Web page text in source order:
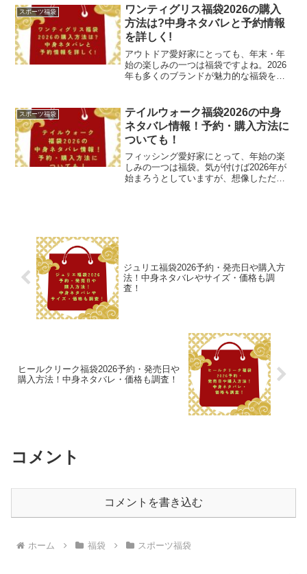
かっている福袋もあれば、開けてみるま
で全く分からないもの...
スポーツ福袋
ワンティグリス福袋2026の購入
方法は?中身ネタバレと予約情報
を詳しく!
アウトドア愛好家にとっても、年末・年
始の楽しみの一つは福袋ですよね。2026
年も多くのブランドが魅力的な福袋を販
アウトドアブランド「ワンティグリス
(OneTigris)...
スポーツ福袋
テイルウォーク福袋2026の中身
ネタバレ情報！予約・購入方法に
ついても！
フィッシング愛好家にとって、年始の楽
しみの一つは福袋。気が付けば2026年が
始まろうとしていますが、想像しただけ
ジュリエ福袋2026予約・発売日や購入方
法！中身ネタバレやサイズ・価格も調
査！
ヒールクリーク福袋2026予約・発売日や
購入方法！中身ネタバレ・価格も調査！
コメント
コメントを書き込む
ホーム 福袋 スポーツ福袋